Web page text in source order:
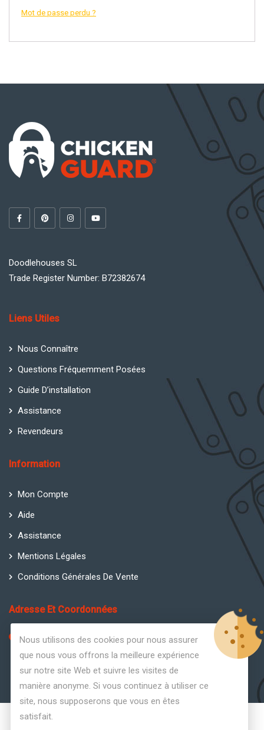
Mot de passe perdu ?
Doodlehouses SL
Trade Register Number: B72382674
Liens Utiles
Nous Connaître
Questions Fréquemment Posées
Guide D’installation
Assistance
Revendeurs
Information
Mon Compte
Aide
Assistance
Mentions Légales
Conditions Générales De Vente
Adresse Et Coordonnées
ChickenGuard France, Avenida Mar Mediterráneo Sotovila
Guadiaro Edif. 3 Primera Planta, Oficinas 15 & 16 Guadiaro,
Cadiz 11311, Espagne
Nous utilisons des cookies pour nous assurer
que nous vous offrons la meilleure expérience
sur notre site Web et suivre les visites de
manière anonyme. Si vous continuez à utiliser ce
site, nous supposerons que vous en êtes
satisfait.